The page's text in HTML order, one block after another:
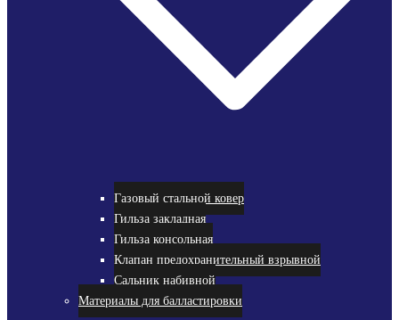
Газовый стальной ковер
Гильза закладная
Гильза консольная
Клапан предохранительный взрывной
Сальник набивной
Материалы для балластировки